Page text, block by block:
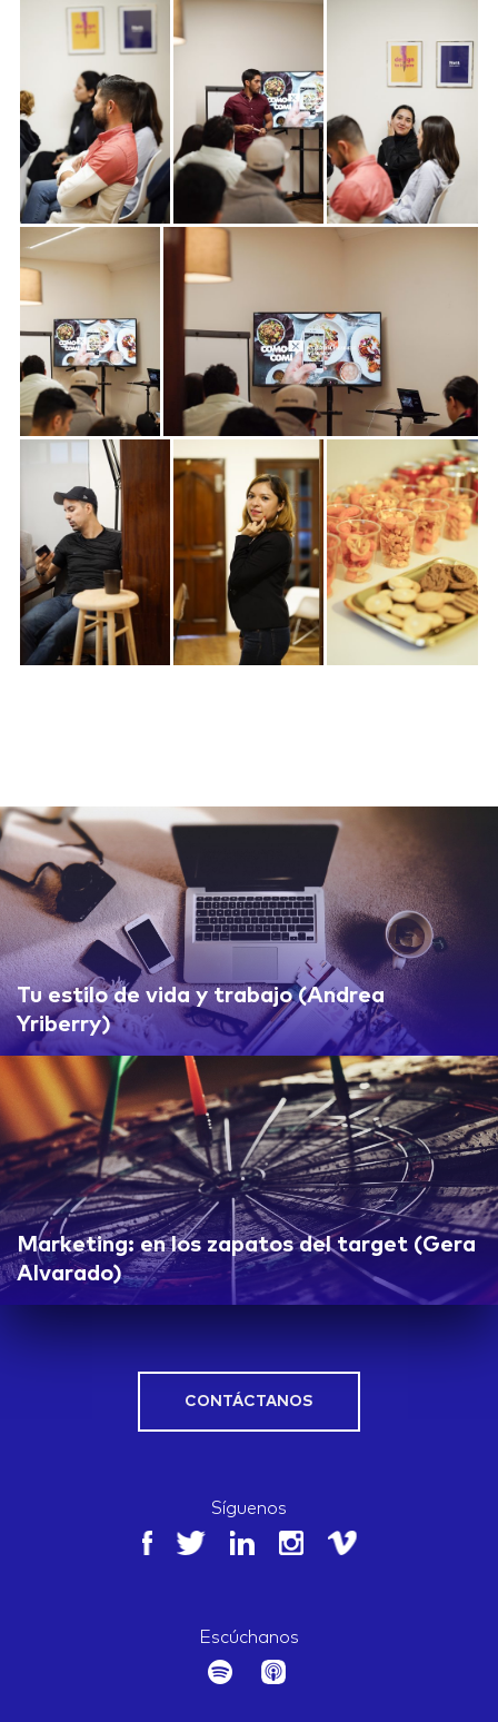
Tu estilo de vida y trabajo (Andrea
Yriberry)
Marketing: en los zapatos del target (Gera
Alvarado)
CONTÁCTANOS
Síguenos
Escúchanos